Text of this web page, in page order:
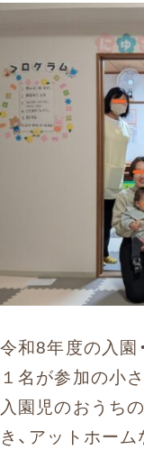
お問い合わ
まずはお
受付時
愛知県
令和8年度の入園
１名が参加の小
入園児のおうち
き、アットホー